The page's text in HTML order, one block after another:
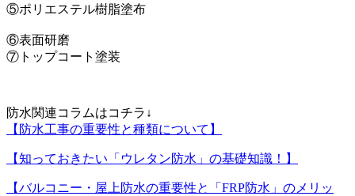
⑤ポリエステル樹脂塗布
⑥表面研磨
⑦トップコート塗装
防水関連コラムはコチラ↓
【防水工事の重要性と種類について】
【知っておきたい「ウレタン防水」の基礎知識！】
【バルコニー・屋上防水の重要性と「FRP防水」のメリッ